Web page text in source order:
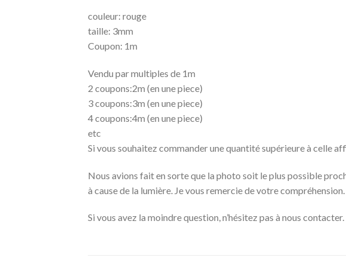
couleur: rouge
taille: 3mm
Coupon: 1m
Vendu par multiples de 1m
2 coupons:2m (en une piece)
3 coupons:3m (en une piece)
4 coupons:4m (en une piece)
etc
Si vous souhaitez commander une quantité supérieure à celle
Nous avions fait en sorte que la photo soit le plus possible
à cause de la lumière. Je vous remercie de votre compréhension.
Si vous avez la moindre question, n’hésitez pas à nous contacter.